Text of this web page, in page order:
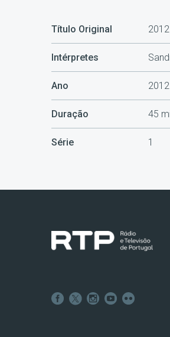
Título Original 2012
Intérpretes
Ano 2012
Duração 45
Série 1